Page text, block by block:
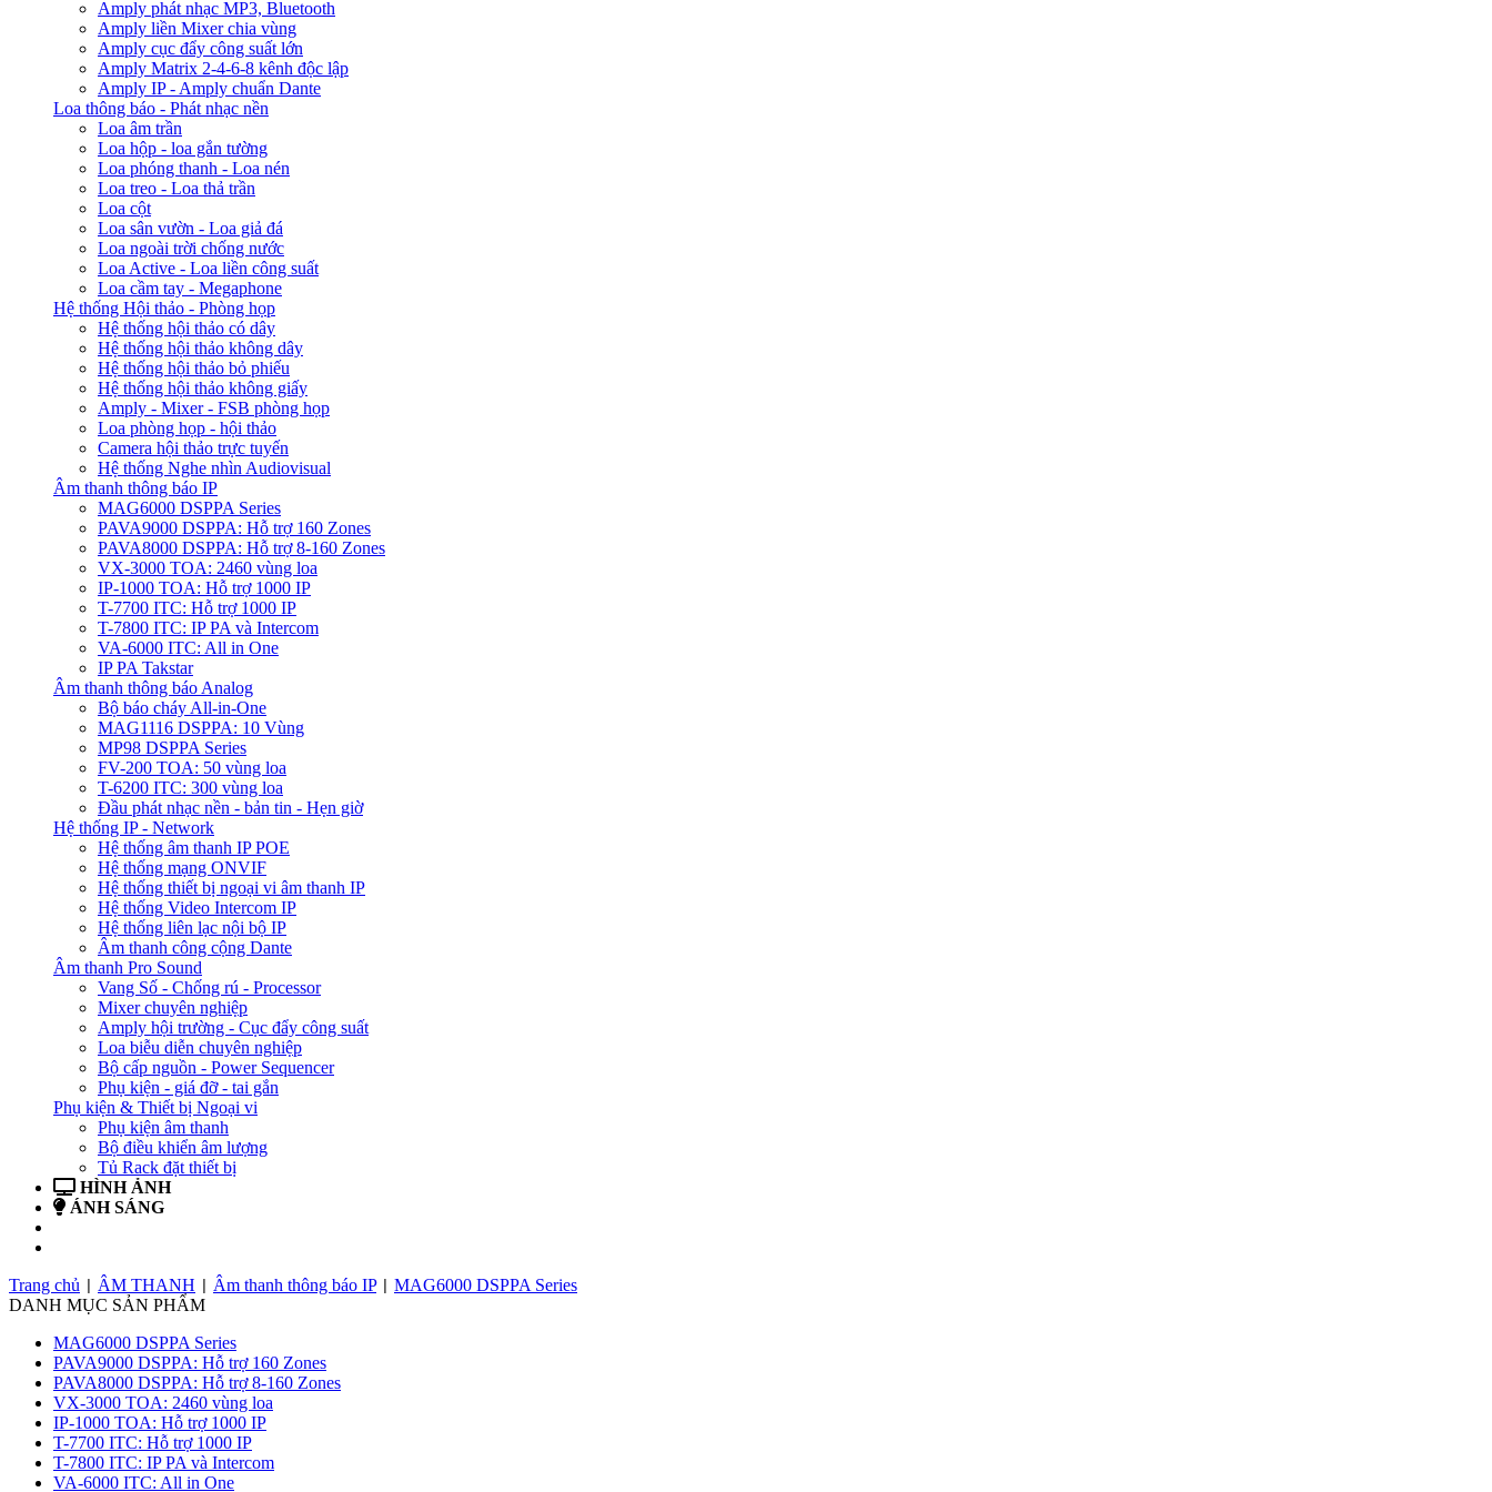
Amply phát nhạc MP3, Bluetooth
Amply liền Mixer chia vùng
Amply cục đẩy công suất lớn
Amply Matrix 2-4-6-8 kênh độc lập
Amply IP - Amply chuẩn Dante
Loa thông báo - Phát nhạc nền
Loa âm trần
Loa hộp - loa gắn tường
Loa phóng thanh - Loa nén
Loa treo - Loa thả trần
Loa cột
Loa sân vườn - Loa giả đá
Loa ngoài trời chống nước
Loa Active - Loa liền công suất
Loa cầm tay - Megaphone
Hệ thống Hội thảo - Phòng họp
Hệ thống hội thảo có dây
Hệ thống hội thảo không dây
Hệ thống hội thảo bỏ phiếu
Hệ thống hội thảo không giấy
Amply - Mixer - FSB phòng họp
Loa phòng họp - hội thảo
Camera hội thảo trực tuyến
Hệ thống Nghe nhìn Audiovisual
Âm thanh thông báo IP
MAG6000 DSPPA Series
PAVA9000 DSPPA: Hỗ trợ 160 Zones
PAVA8000 DSPPA: Hỗ trợ 8-160 Zones
VX-3000 TOA: 2460 vùng loa
IP-1000 TOA: Hỗ trợ 1000 IP
T-7700 ITC: Hỗ trợ 1000 IP
T-7800 ITC: IP PA và Intercom
VA-6000 ITC: All in One
IP PA Takstar
Âm thanh thông báo Analog
Bộ báo cháy All-in-One
MAG1116 DSPPA: 10 Vùng
MP98 DSPPA Series
FV-200 TOA: 50 vùng loa
T-6200 ITC: 300 vùng loa
Đầu phát nhạc nền - bản tin - Hẹn giờ
Hệ thống IP - Network
Hệ thống âm thanh IP POE
Hệ thống mạng ONVIF
Hệ thống thiết bị ngoại vi âm thanh IP
Hệ thống Video Intercom IP
Hệ thống liên lạc nội bộ IP
Âm thanh công cộng Dante
Âm thanh Pro Sound
Vang Số - Chống rú - Processor
Mixer chuyên nghiệp
Amply hội trường - Cục đẩy công suất
Loa biễu diễn chuyên nghiệp
Bộ cấp nguồn - Power Sequencer
Phụ kiện - giá đỡ - tai gắn
Phụ kiện & Thiết bị Ngoại vi
Phụ kiện âm thanh
Bộ điều khiển âm lượng
Tủ Rack đặt thiết bị
HÌNH ẢNH
ÁNH SÁNG
Trang chủ
ÂM THANH Âm thanh thông báo IP
MAG6000 DSPPA Series
DANH MỤC SẢN PHẨM
MAG6000 DSPPA Series
PAVA9000 DSPPA: Hỗ trợ 160 Zones
PAVA8000 DSPPA: Hỗ trợ 8-160 Zones
VX-3000 TOA: 2460 vùng loa
IP-1000 TOA: Hỗ trợ 1000 IP
T-7700 ITC: Hỗ trợ 1000 IP
T-7800 ITC: IP PA và Intercom
VA-6000 ITC: All in One